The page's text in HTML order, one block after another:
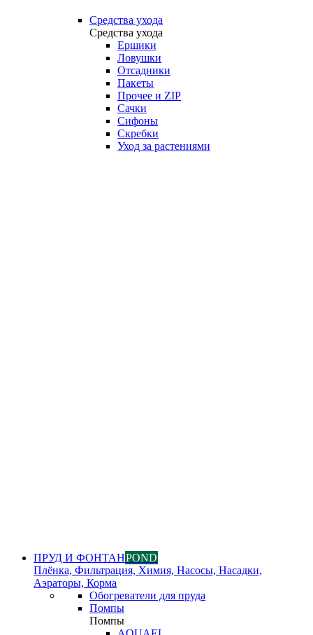
Средства ухода
Средства ухода
Ершики
Ловушки
Отсадники
Пакеты
Прочее и ZIP
Сачки
Сифоны
Скребки
Уход за растениями
ПРУД И ФОНТАНPOND
Плёнка, Фильтрация, Химия, Насосы, Насадки,
Аэраторы, Корма
Обогреватели для пруда
Помпы
Помпы